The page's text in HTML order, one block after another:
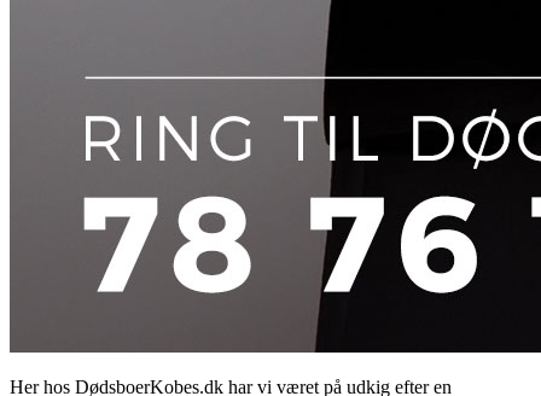
Her hos DødsboerKobes.dk har vi været på udkig efter en